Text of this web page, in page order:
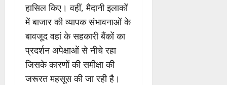
हासिल किए। वहीं, मैदानी इलाकों
में बाजार की व्यापक संभावनाओं के
बावजूद वहां के सहकारी बैंकों का
प्रदर्शन अपेक्षाओं से नीचे रहा
जिसके कारणों की समीक्षा की
जरूरत महसूस की जा रही है।